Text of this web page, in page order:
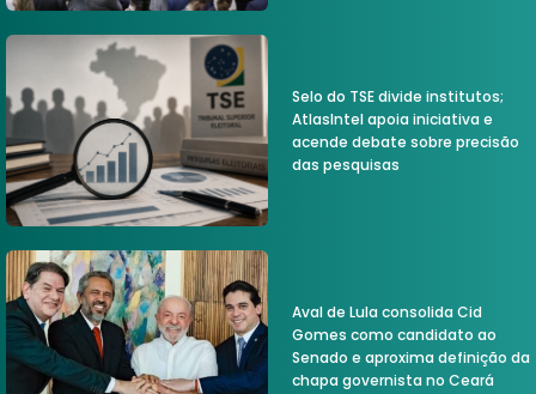
Selo do TSE divide institutos;
AtlasIntel apoia iniciativa e
acende debate sobre precisão
das pesquisas
Aval de Lula consolida Cid
Gomes como candidato ao
Senado e aproxima definição da
chapa governista no Ceará